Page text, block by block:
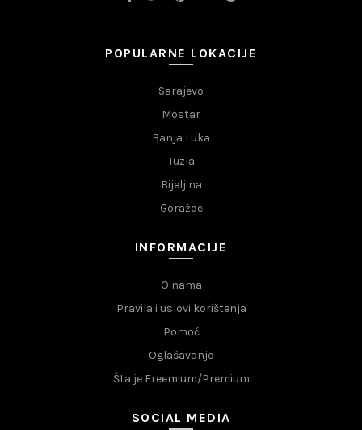
POPULARNE LOKACIJE
Sarajevo
Mostar
Banja Luka
Tuzla
Bijeljina
Goražde
INFORMACIJE
O nama
Pravila i uslovi korištenja
Pomoć
Oglašavanje
Šta je Freemium/Premium
SOCIAL MEDIA